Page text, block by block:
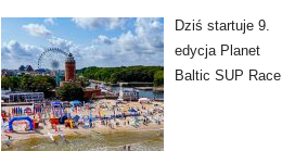
Dziś startuje 9.
edycja Planet
Baltic SUP Race